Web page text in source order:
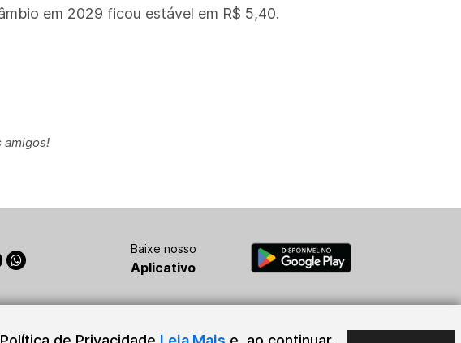
em 2029 ficou estável em R$ 5,40.
amigos!
Baixe nosso
Aplicativo
2026